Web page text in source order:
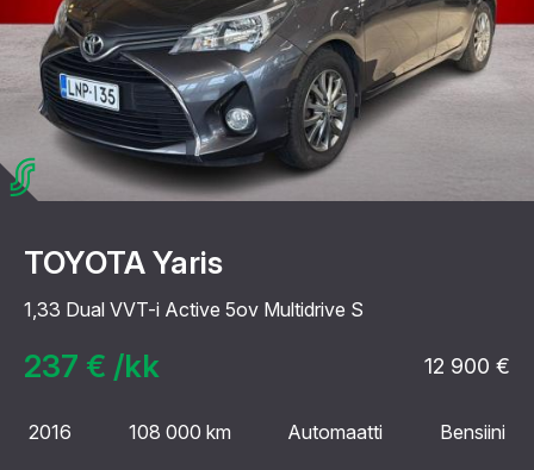
TOYOTA Yaris
1,33 Dual VVT-i Active 5ov Multidrive S
237 € /kk 12 900 €
2016 108 000 km Automaatti Bensiini